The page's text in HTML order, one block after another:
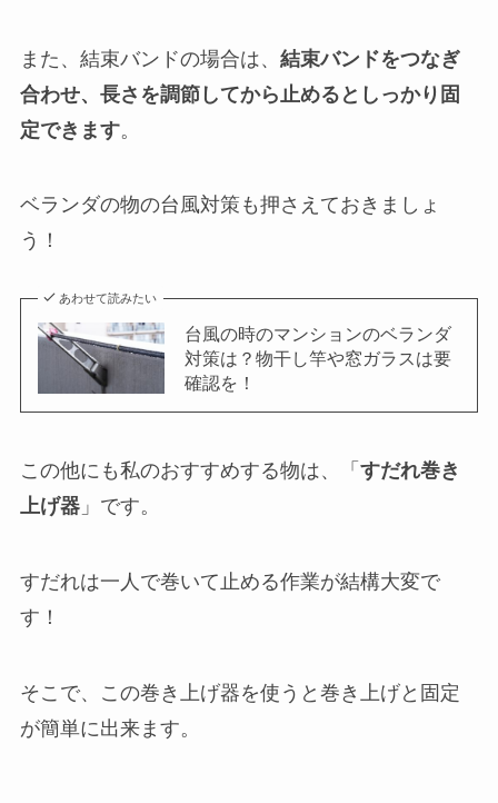
また、結束バンドの場合は、 結束バンドをつなぎ
合わせ、長さを調節してから止めるとしっかり固
定できます。
ベランダの物の台風対策も押さえておきましょ
う！
あわせて読みたい
台風の時のマンションのベランダ
対策は？物干し竿や窓ガラスは要
確認を！
この他にも私のおすすめする物は、「 すだれ巻き
上げ器」です。
すだれは一人で巻いて止める作業が結構大変で
す！
そこで、この巻き上げ器を使うと巻き上げと固定
が簡単に出来ます。